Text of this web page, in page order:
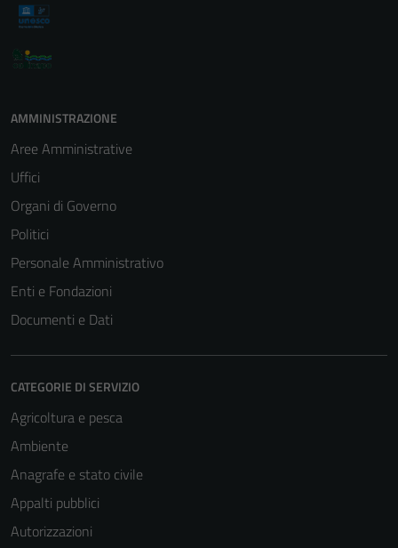
AMMINISTRAZIONE
Aree Amministrative
Uffici
Organi di Governo
Politici
Personale Amministrativo
Enti e Fondazioni
Documenti e Dati
CATEGORIE DI SERVIZIO
Agricoltura e pesca
Ambiente
Anagrafe e stato civile
Appalti pubblici
Autorizzazioni